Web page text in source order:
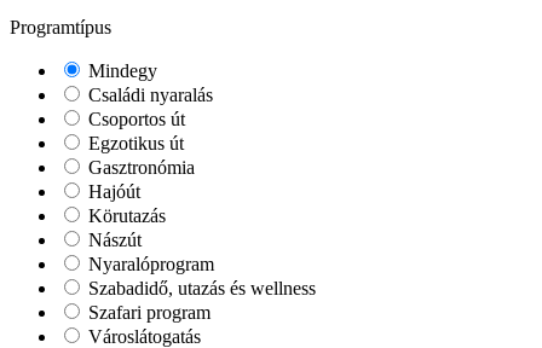
Programtípus
Mindegy
Családi nyaralás
Csoportos út
Egzotikus út
Gasztronómia
Hajóút
Körutazás
Nászút
Nyaralóprogram
Szabadidő, utazás és wellness
Szafari program
Városlátogatás